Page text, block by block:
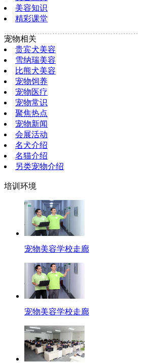
美容知识
精彩课堂
宠物相关
贵宾犬美容
雪纳瑞美容
比熊犬美容
宠物饲养
宠物医疗
宠物常识
聚焦热点
宠物新闻
会展活动
名犬介绍
名猫介绍
另类宠物介绍
培训环境
宠物美容学校走廊
宠物美容学校走廊